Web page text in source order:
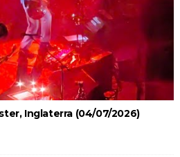
Inglaterra (04/07/2026)